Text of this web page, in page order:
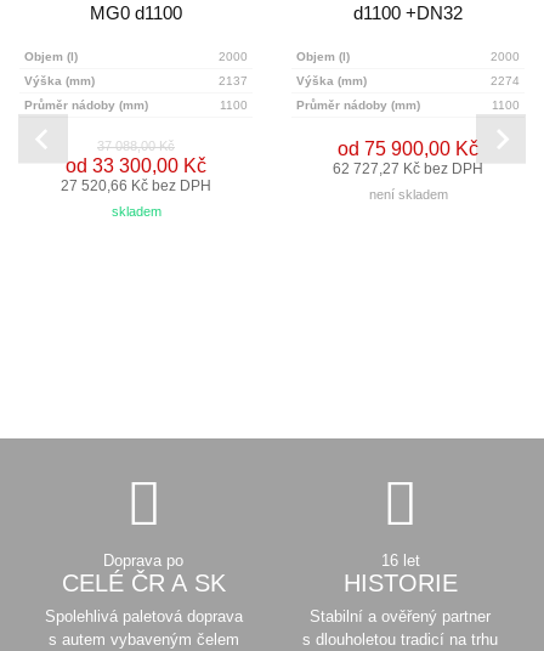
MG0 d1100
Objem (l)
2000
Výška (mm)
2137
Průměr nádoby (mm)
1100
37 088,00 Kč
od 33 300,00 Kč
27 520,66 Kč bez DPH
skladem
d1100 +DN32
Objem (l)
2000
Výška (mm)
2274
Průměr nádoby (mm)
1100
od 75 900,00 Kč
62 727,27 Kč bez DPH
není skladem
Doprava po
CELÉ ČR A SK
Spolehlivá paletová doprava
s autem vybaveným čelem
16 let
HISTORIE
Stabilní a ověřený partner
s dlouholetou tradicí na trhu